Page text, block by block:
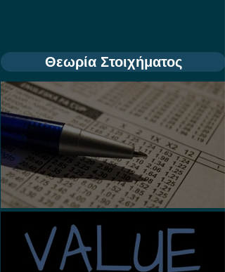
Θεωρία Στοιχήματος
Τι είναι τα Ασιατικά Χάντικαπ;